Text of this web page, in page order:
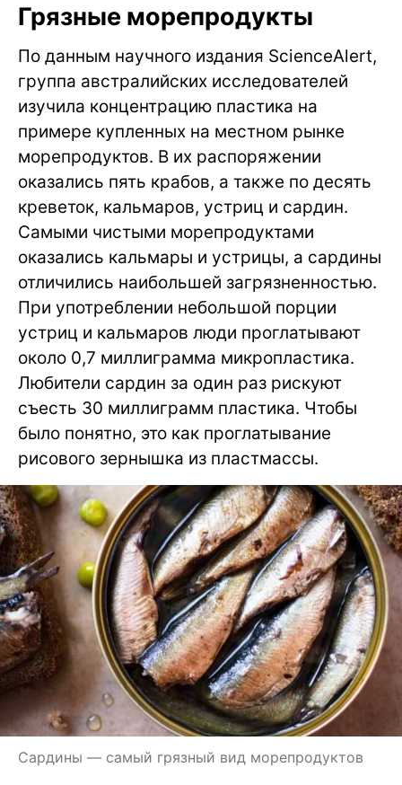
Грязные морепродукты
По данным научного издания ScienceAlert,
группа австралийских исследователей
изучила концентрацию пластика на
примере купленных на местном рынке
морепродуктов. В их распоряжении
оказались пять крабов, а также по десять
креветок, кальмаров, устриц и сардин.
Самыми чистыми морепродуктами
оказались кальмары и устрицы, а сардины
отличились наибольшей загрязненностью.
При употреблении небольшой порции
устриц и кальмаров люди проглатывают
около 0,7 миллиграмма микропластика.
Любители сардин за один раз рискуют
съесть 30 миллиграмм пластика. Чтобы
было понятно, это как проглатывание
рисового зернышка из пластмассы.
Сардины — самый грязный вид морепродуктов